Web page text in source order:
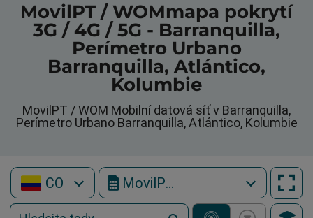
MovilPT / WOMmapa pokrytí
3G / 4G / 5G - Barranquilla,
Perímetro Urbano
Barranquilla, Atlántico,
Kolumbie
MovilPT / WOM Mobilní datová síť v Barranquilla,
Perímetro Urbano Barranquilla, Atlántico, Kolumbie
CO MovilPT / WOM